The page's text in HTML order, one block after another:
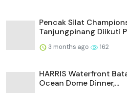
Pencak Silat
Tanjungpinang Diikuti
3 months ago 162
HARRIS Waterfront
Ocean Dome Dinner,...